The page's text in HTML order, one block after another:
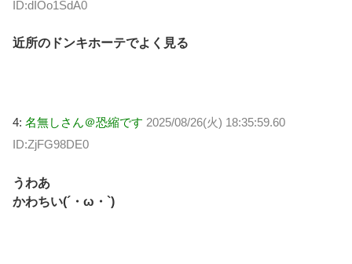
ID:dIOo1SdA0
近所のドンキホーテでよく見る
4: 名無しさん＠恐縮です 2025/08/26(火) 18:35:59.60
ID:ZjFG98DE0
うわあ
かわちい(´・ω・`)